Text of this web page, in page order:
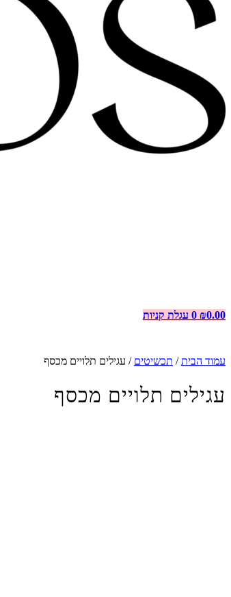
₪0.00
0 עגלת קניות
עמוד הבית/ תכשיטים / עגילים תלויים מכסף
עגילים תלויים מכסף